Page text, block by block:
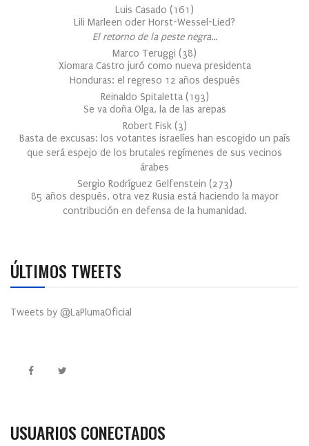
Luis Casado (161 )
Lili Marleen oder Horst-Wessel-Lied?
El retorno de la peste negra…
Marco Teruggi (38)
Xiomara Castro juró como nueva presidenta
Honduras: el regreso 12 años después
Reinaldo Spitaletta (193)
Se va doña Olga, la de las arepas
Robert Fisk (3)
Basta de excusas: los votantes israelíes han escogido un país
que será espejo de los brutales regímenes de sus vecinos
árabes
Sergio Rodríguez Gelfenstein (273)
85 años después, otra vez Rusia está haciendo la mayor
contribución en defensa de la humanidad.
ÚLTIMOS TWEETS
Tweets by @LaPlumaOficial
USUARIOS CONECTADOS